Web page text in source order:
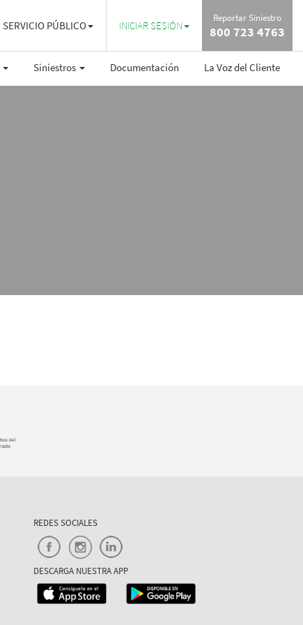
Reportar Siniestro
800 723 4763
SERVICIO PÚBLICO INICIAR SESIÓN
Siniestros Documentación La Voz del Cliente
REDES SOCIALES
DESCARGA NUESTRA APP